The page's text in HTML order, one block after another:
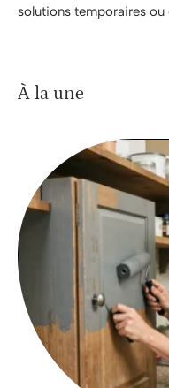
solutions temporaires ou
À la une